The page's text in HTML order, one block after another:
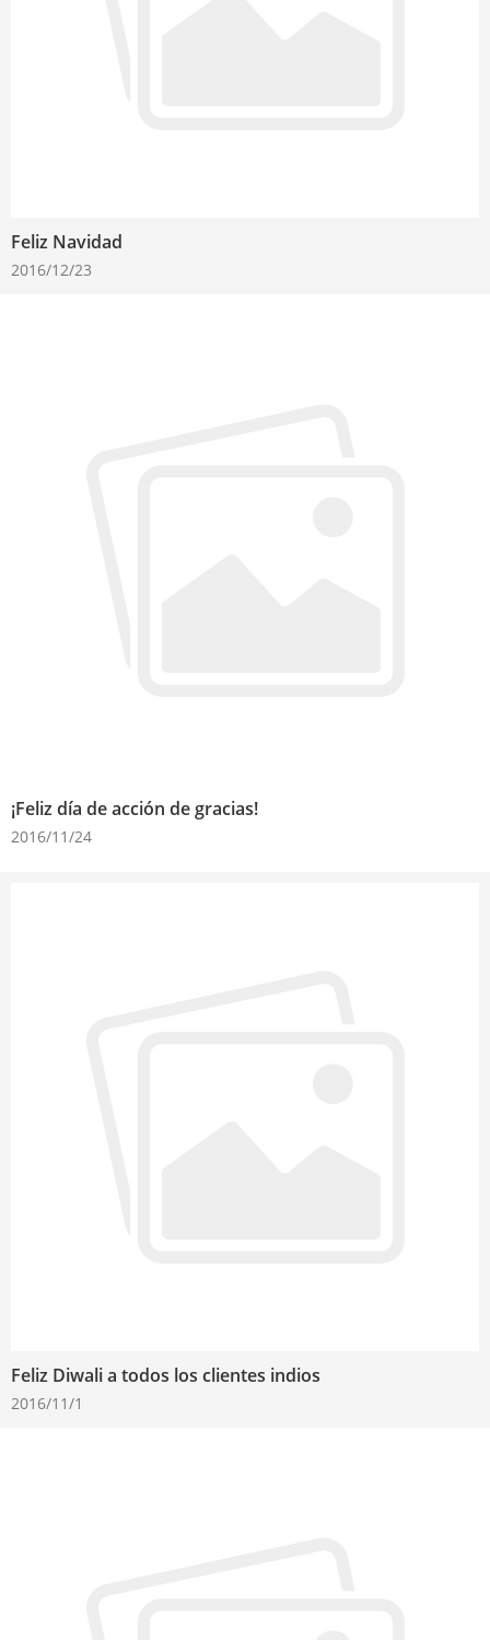
Feliz Navidad
2016/12/23
¡Feliz día de acción de gracias!
2016/11/24
Feliz Diwali a todos los clientes indios
2016/11/1